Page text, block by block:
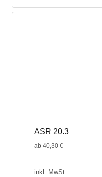
ASR 20.3
ab 40,30 €
inkl. MwSt.